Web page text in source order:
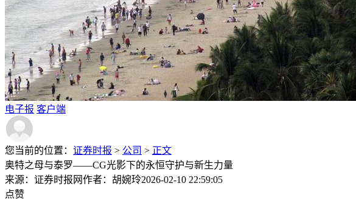
电子报 客户端
您当前的位置： 证券时报 > 公司 > 正文
奥特之母与泰罗——CG光影下的永恒守护与新生力量
来源：证券时报网作者：胡婉玲2026-02-10 22:59:05
点赞